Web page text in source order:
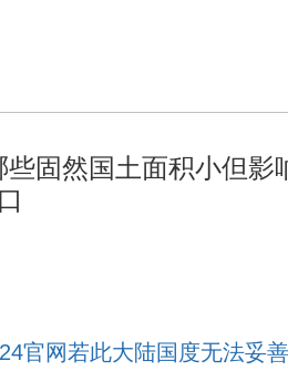
些固然国土面积小但影
官网若此大陆国度无法妥